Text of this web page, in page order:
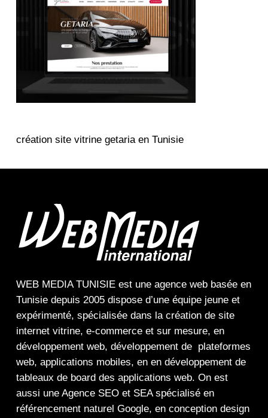
création site vitrine getaria en Tunisie
WEB MEDIA TUNISIEest une agence webbasée en
Tunisie depuis 2005 dispose d’une équipe jeune et
expérimenté, spécialisée dans la création de site
internet vitrine, e-commerceet sur mesure, en
développement web, développement de plateformes
web, applications mobiles, en en développement de
tableaux de board des applications web. On est
aussi une Agence SEOet SEAspécialisé en
référencement naturel Google, en conception design